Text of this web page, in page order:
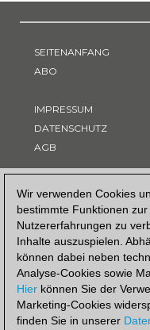
Wir verwenden Cookies
bestimmte Funktionen
Nutzererfahrungen zu
Inhalte auszuspielen.
können dabei neben
Analyse-Cookies sowie
Hier können Sie der
Marketing-Cookies
finden Sie in unserer
SEITENANFANG
ABO
IMPRESSUM
DATENSCHUTZ
AGB
ZAHLUNGSART